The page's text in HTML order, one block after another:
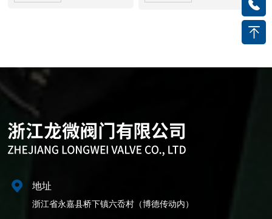
地址
浙江省永嘉县桥下镇六岙村（博德传动内）